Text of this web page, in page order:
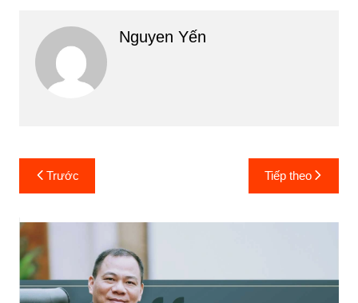
Nguyen Yến
Điều
hướng
bài
viết
Trước Tiếp theo